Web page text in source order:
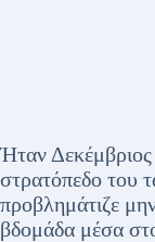
Ήταν
στρατόπεδο του
προβλημάτιζε
βδομάδα μέσα